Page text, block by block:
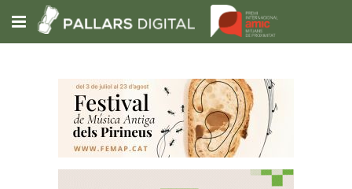
Subscriu-t'hi
Portada